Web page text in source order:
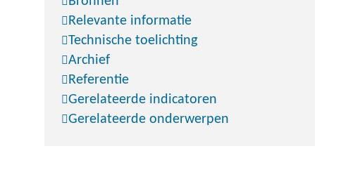
Relevante informatie
Technische toelichting
Archief
Referentie
Gerelateerde indicatoren
Gerelateerde onderwerpen